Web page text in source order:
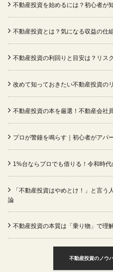
不動産投資を始めるには？初心者が
不動産投資とは？気になる収益の仕
不動産投資の利回りと目安は？リス
改めて知っておきたい不動産投資の
不動産投資の本を厳選！不動産会社
プロが警鐘を鳴らす｜初心者がアパ
1%台ならプロでも借りる！令和時
「不動産投資はやめとけ！」と言
論
不動産投資の本質は「乗り物」で理
不動産投資のノウ